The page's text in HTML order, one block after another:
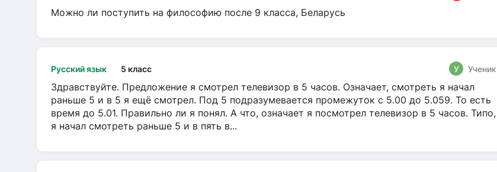
Можно ли поступить на философию после 9 класса, Беларусь
Русский язык 5 класс У Ученик
Здравствуйте. Предложение я смотрел телевизор в 5 часов. Означает, смотреть я начал
раньше 5 и в 5 я ещё смотрел. Под 5 подразумевается промежуток с 5.00 до 5.059. То есть
время до 5.01. Правильно ли я понял. А что, означает я посмотрел телевизор в 5 часов. Типо,
я начал смотреть раньше 5 и в пять в...